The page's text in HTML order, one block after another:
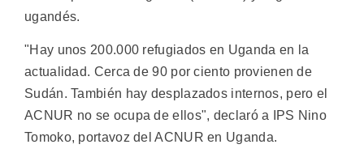
ugandés.
"Hay unos 200.000 refugiados en Uganda en la
actualidad. Cerca de 90 por ciento provienen de
Sudán. También hay desplazados internos, pero el
ACNUR no se ocupa de ellos", declaró a IPS Nino
Tomoko, portavoz del ACNUR en Uganda.